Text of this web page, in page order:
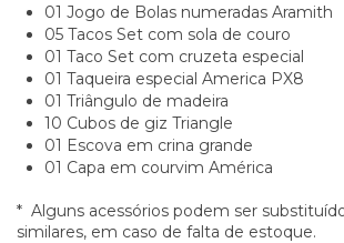
01 Jogo de Bolas numeradas Aramith
05 Tacos Set com sola de couro
01 Taco Set com cruzeta especial
01 Taqueira especial America PX8
01 Triângulo de madeira
10 Cubos de giz Triangle
01 Escova em crina grande
01 Capa em courvim América
* Alguns acessórios podem ser
similares, em caso de falta de estoque.